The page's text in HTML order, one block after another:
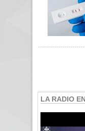
LA RADIO